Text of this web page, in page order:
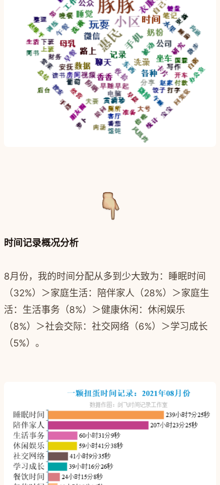
时间记录概况分析
8月份，我的时间分配从多到少大致为：睡眠时间
（32%）＞家庭生活：陪伴家人（28%）＞家庭生
活：生活事务（8%）＞健康休闲：休闲娱乐
（8%）＞社会交际：社交网络（6%）＞学习成长
（5%）。